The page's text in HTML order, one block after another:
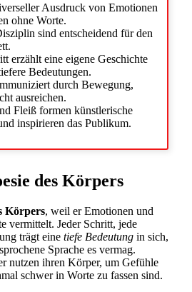
Ausdruck von Emotionen
ohne Worte.
sind entscheidend für den
erzählt eine eigene Geschichte
Bedeutungen.
durch Bewegung,
ausreichen.
Fleiß formen künstlerische
inspirieren das Publikum.
des Körpers
Körpers, weil er Emotionen und
vermittelt. Jeder Schritt, jede
trägt eine tiefe Bedeutung in sich,
Sprache es vermag.
nutzen ihren Körper, um Gefühle
schwer in Worte zu fassen sind.